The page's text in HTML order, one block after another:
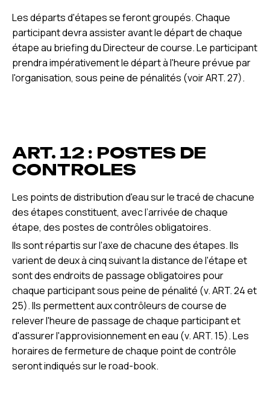
Les départs d'étapes se feront groupés. Chaque
participant devra assister avant le départ de chaque
étape au briefing du Directeur de course. Le participant
prendra impérativement le départ à l'heure prévue par
l'organisation, sous peine de pénalités (voir ART. 27).
ART. 12 : POSTES DE
CONTROLES
Les points de distribution d'eau sur le tracé de chacune
des étapes constituent, avec l’arrivée de chaque
étape, des postes de contrôles obligatoires.
Ils sont répartis sur l'axe de chacune des étapes. Ils
varient de deux à cinq suivant la distance de l'étape et
sont des endroits de passage obligatoires pour
chaque participant sous peine de pénalité (v. ART. 24 et
25). Ils permettent aux contrôleurs de course de
relever l'heure de passage de chaque participant et
d'assurer l'approvisionnement en eau (v. ART. 15). Les
horaires de fermeture de chaque point de contrôle
seront indiqués sur le road-book.